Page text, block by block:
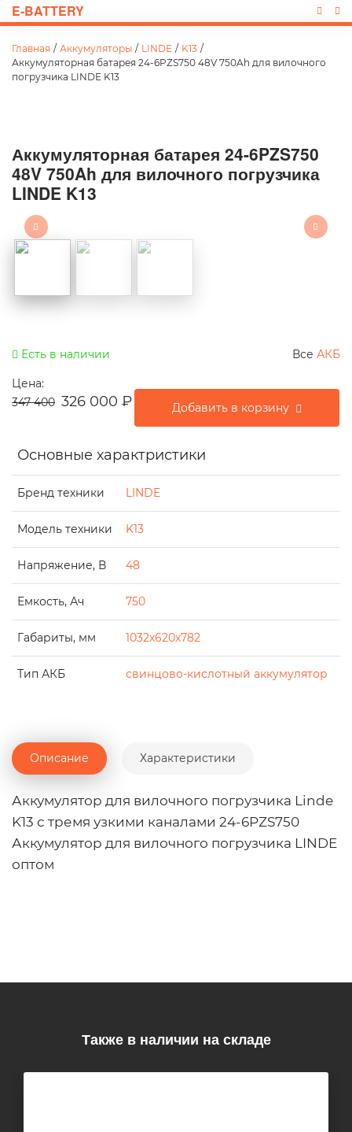
E-BATTERY
Главная / Аккумуляторы / LINDE / K13 /
Аккумуляторная батарея 24-6PZS750 48V 750Ah для вилочного
погрузчика LINDE K13
Аккумуляторная батарея 24-6PZS750
48V 750Ah для вилочного погрузчика
LINDE K13
Есть в наличии Все АКБ
Цена:
347 400 326 000 ₽ Добавить в корзину
Основные характристики
Бренд техники LINDE
Модель техники K13
Напряжение, В 48
Емкость, Ач 750
Габариты, мм 1032x620x782
Тип АКБ свинцово-кислотный аккумулятор
Описание Характеристики
Аккумулятор для вилочного погрузчика Linde
K13 с тремя узкими каналами 24-6PZS750
Аккумулятор для вилочного погрузчика LINDE
оптом
Также в наличии на складе